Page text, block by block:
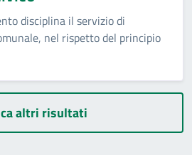
disciplina il servizio di
nel rispetto del principio
altri risultati